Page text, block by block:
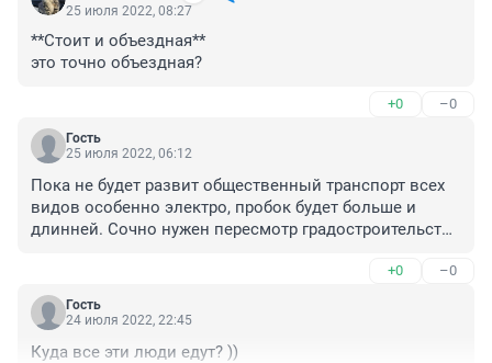
25 июля 2022, 08:27
**Стоит и объездная**
это точно объездная?
+0 –0
Гость
25 июля 2022, 06:12
Пока не будет развит общественный транспорт всех
видов особенно электро, пробок будет больше и
длинней. Сочно нужен пересмотр градостроительства
строительство отказ от микрофонной застройки.
+0 –0
Гость
24 июля 2022, 22:45
Куда все эти люди едут? ))